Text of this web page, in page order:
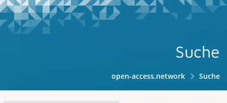
Suche
open-access.network Suche